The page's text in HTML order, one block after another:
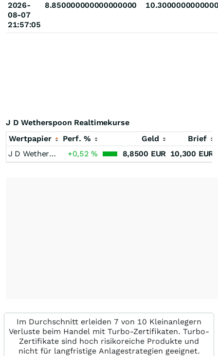
2026-
08-07
21:57:05
8.850000000000000000
J D Wetherspoon Realtimekurse
Wertpapier
Perf. % Geld
Brief
J D Wetherspoon
+0,52% 8,8500 EUR 10,300 EUR
Im Durchschnitt erleiden 7 von 10 Kleinanlegern
Verluste beim Handel mit Turbo-Zertifikaten. Turbo-
Zertifikate sind hoch risikoreiche Produkte und
nicht für langfristige Anlagestrategien geeignet.